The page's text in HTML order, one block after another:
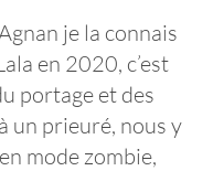
je la connais
en 2020, c’est
portage et des
un prieuré, nous y
mode zombie,